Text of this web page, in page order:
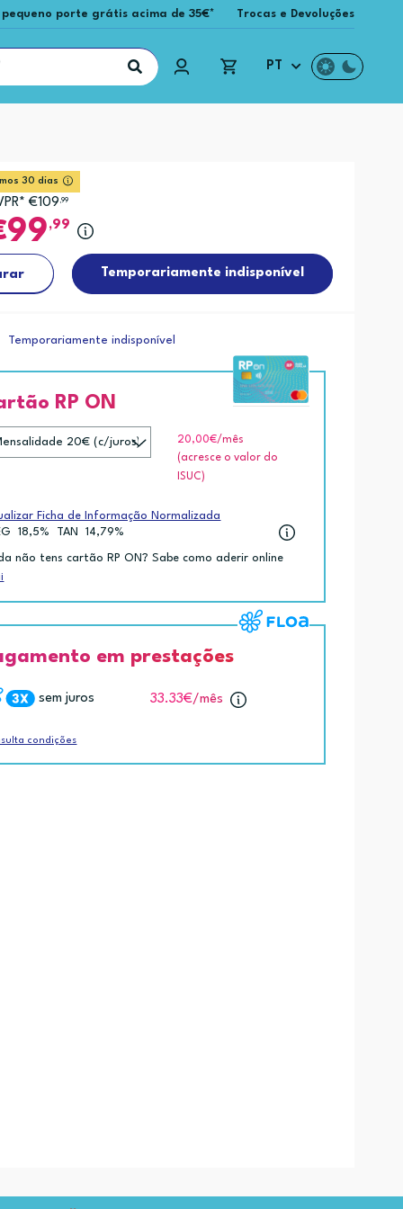
porte grátis acima de 35€* Trocas e Devoluções
PT
30 dias
€109 ,99
99 ,99
Temporariamente indisponível
Temporariamente indisponível
RP ON
20,00€/mês
(acresce o valor do
ISUC)
Ficha de Informação Normalizada
18,5% TAN 14,79%
não tens cartão RP ON? Sabe como aderir online
em prestações
sem juros 33.33€/mês
condições